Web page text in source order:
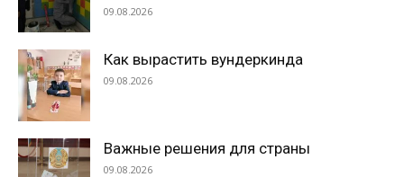
09.08.2026
Как вырастить вундеркинда
09.08.2026
Важные решения для страны
09.08.2026